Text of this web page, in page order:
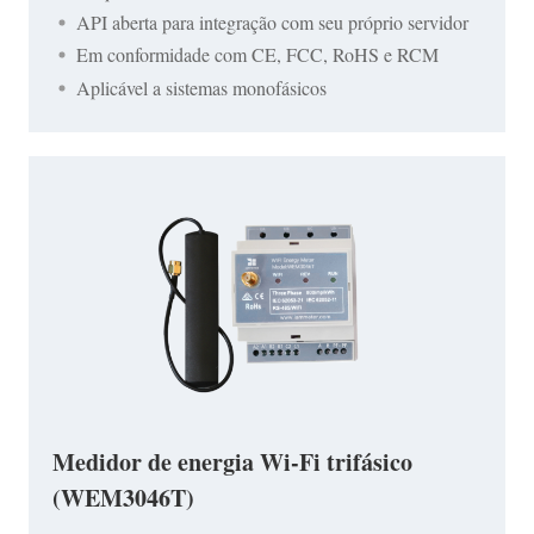
API aberta para integração com seu próprio servidor
Em conformidade com CE, FCC, RoHS e RCM
Aplicável a sistemas monofásicos
Medidor de energia Wi-Fi trifásico
(WEM3046T)